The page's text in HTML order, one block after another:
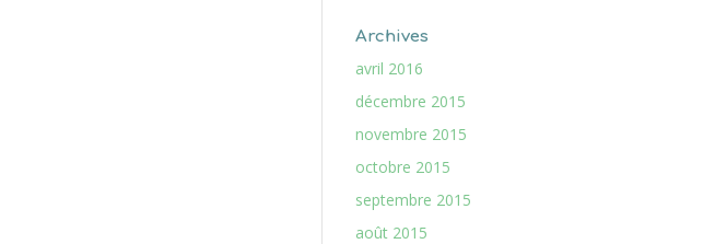
Archives
avril 2016
décembre 2015
novembre 2015
octobre 2015
septembre 2015
août 2015